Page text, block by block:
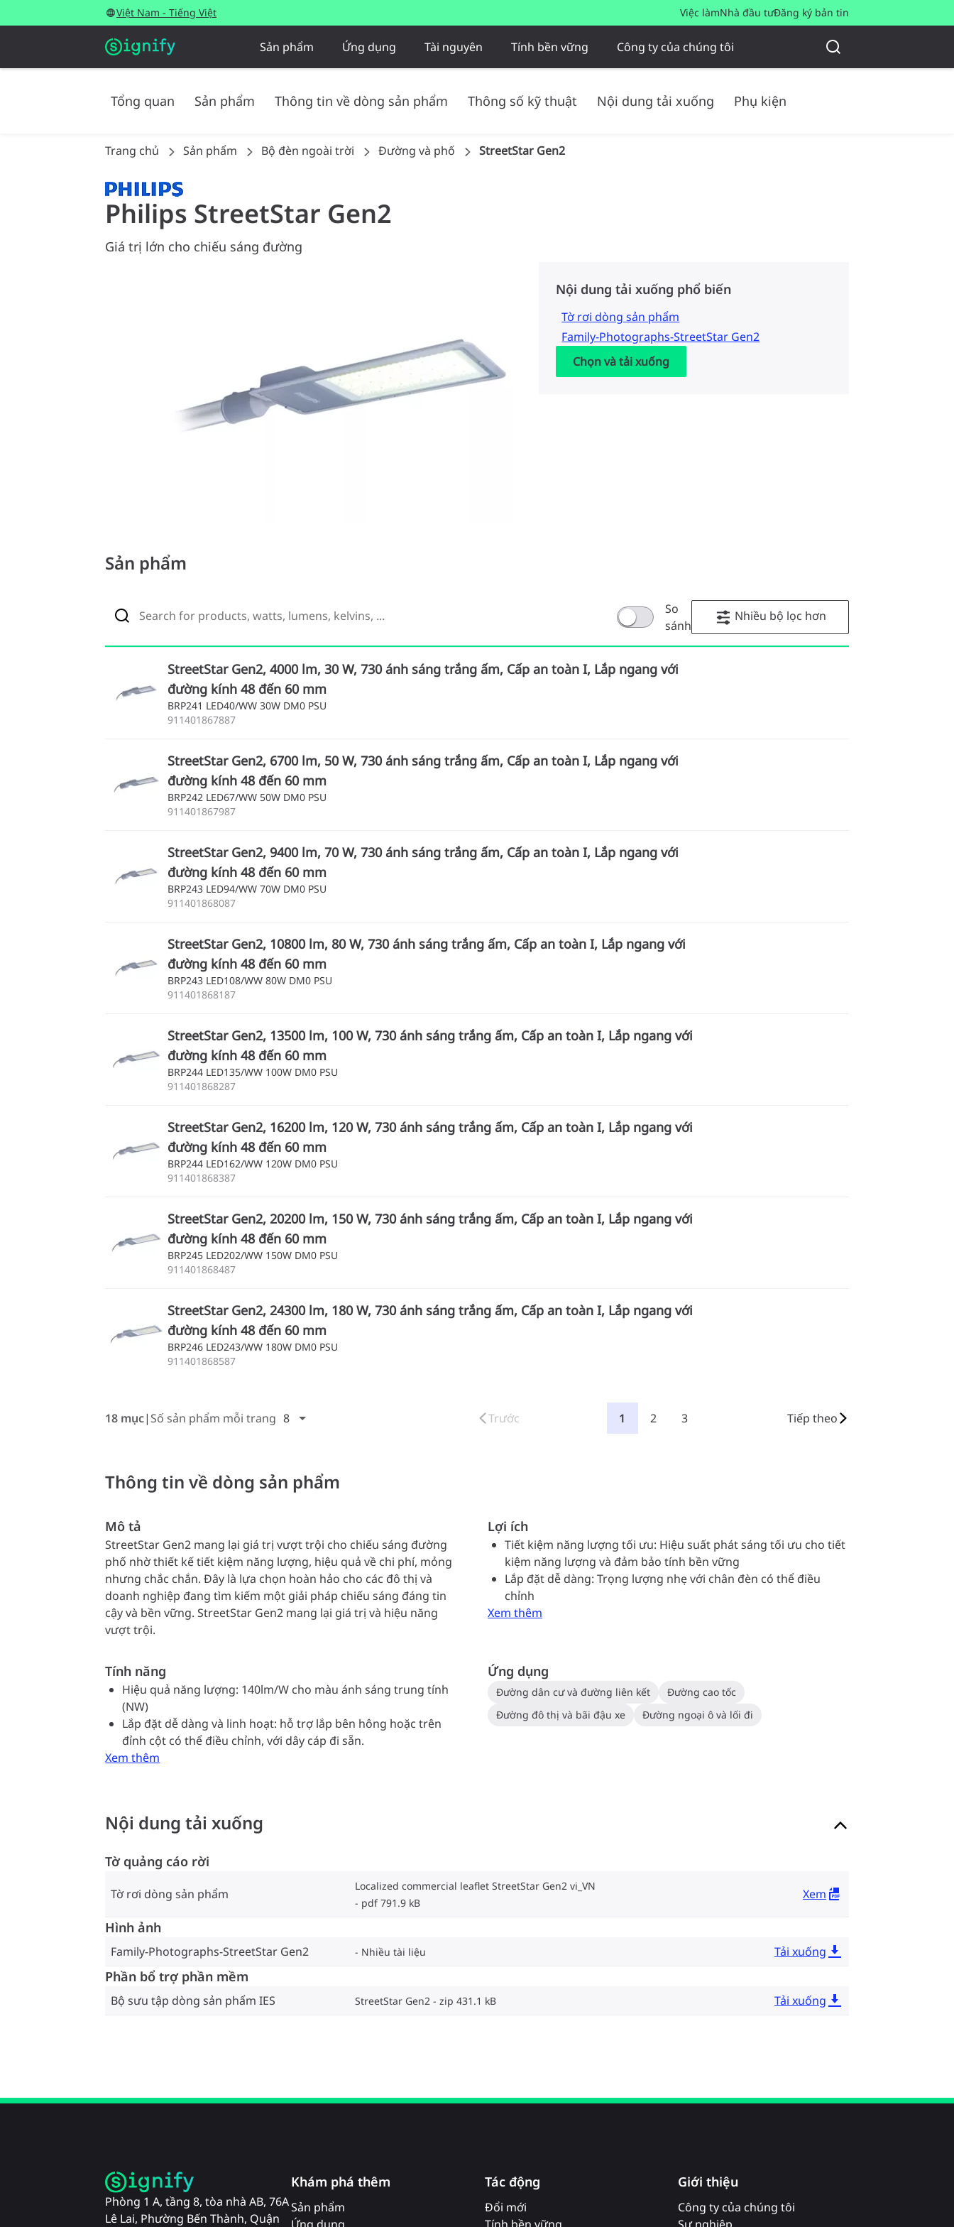
Việt Nam - Tiếng Việt Việc làmNhà đầu tưĐăng ký bản tin
Sản phẩm Ứng dụng Tài nguyên Tính bền vững Công ty của chúng tôi
Tổng quan Sản phẩm Thông tin về dòng sản phẩm Thông số kỹ thuật Nội dung tải xuống Phụ kiện
Trang chủ Sản phẩm Bộ đèn ngoài trời Đường và phố StreetStar Gen2
Philips StreetStar Gen2
Giá trị lớn cho chiếu sáng đường
Nội dung tải xuống phổ biến
Tờ rơi dòng sản phẩm
Family-Photographs-StreetStar Gen2
Chọn và tải xuống
Sản phẩm
So
sánh
Nhiều bộ lọc hơn
StreetStar Gen2, 4000 lm, 30 W, 730 ánh sáng trắng ấm, Cấp an toàn I, Lắp ngang với
đường kính 48 đến 60 mm
BRP241 LED40/WW 30W DM0 PSU
911401867887
StreetStar Gen2, 6700 lm, 50 W, 730 ánh sáng trắng ấm, Cấp an toàn I, Lắp ngang với
đường kính 48 đến 60 mm
BRP242 LED67/WW 50W DM0 PSU
911401867987
StreetStar Gen2, 9400 lm, 70 W, 730 ánh sáng trắng ấm, Cấp an toàn I, Lắp ngang với
đường kính 48 đến 60 mm
BRP243 LED94/WW 70W DM0 PSU
911401868087
StreetStar Gen2, 10800 lm, 80 W, 730 ánh sáng trắng ấm, Cấp an toàn I, Lắp ngang với
đường kính 48 đến 60 mm
BRP243 LED108/WW 80W DM0 PSU
911401868187
StreetStar Gen2, 13500 lm, 100 W, 730 ánh sáng trắng ấm, Cấp an toàn I, Lắp ngang với
đường kính 48 đến 60 mm
BRP244 LED135/WW 100W DM0 PSU
911401868287
StreetStar Gen2, 16200 lm, 120 W, 730 ánh sáng trắng ấm, Cấp an toàn I, Lắp ngang với
đường kính 48 đến 60 mm
BRP244 LED162/WW 120W DM0 PSU
911401868387
StreetStar Gen2, 20200 lm, 150 W, 730 ánh sáng trắng ấm, Cấp an toàn I, Lắp ngang với
đường kính 48 đến 60 mm
BRP245 LED202/WW 150W DM0 PSU
911401868487
StreetStar Gen2, 24300 lm, 180 W, 730 ánh sáng trắng ấm, Cấp an toàn I, Lắp ngang với
đường kính 48 đến 60 mm
BRP246 LED243/WW 180W DM0 PSU
911401868587
18 mục Số sản phẩm mỗi trang 8 Trước 1 2 3 Tiếp theo
Thông tin về dòng sản phẩm
Mô tả
StreetStar Gen2 mang lại giá trị vượt trội cho chiếu sáng đường
phố nhờ thiết kế tiết kiệm năng lượng, hiệu quả về chi phí, mỏng
nhưng chắc chắn. Đây là lựa chọn hoàn hảo cho các đô thị và
doanh nghiệp đang tìm kiếm một giải pháp chiếu sáng đáng tin
cậy và bền vững. StreetStar Gen2 mang lại giá trị và hiệu năng
vượt trội.
Lợi ích
Tiết kiệm năng lượng tối ưu: Hiệu suất phát sáng tối ưu cho tiết
kiệm năng lượng và đảm bảo tính bền vững
Lắp đặt dễ dàng: Trọng lượng nhẹ với chân đèn có thể điều
chỉnh
Xem thêm
Tính năng
Hiệu quả năng lượng: 140lm/W cho màu ánh sáng trung tính
(NW)
Lắp đặt dễ dàng và linh hoạt: hỗ trợ lắp bên hông hoặc trên
đỉnh cột có thể điều chỉnh, với dây cáp đi sẵn.
Xem thêm
Ứng dụng
Đường dân cư và đường liên kết
Đường cao tốc
Đường đô thị và bãi đậu xe
Đường ngoại ô và lối đi
Nội dung tải xuống
Tờ quảng cáo rời
Tờ rơi dòng sản phẩm
Localized commercial leaflet StreetStar Gen2 vi_VN
pdf 791.9 kB
Xem
Hình ảnh
Family-Photographs-StreetStar Gen2 Nhiều tài liệu Tải xuống
Phần bổ trợ phần mềm
Bộ sưu tập dòng sản phẩm IES StreetStar Gen2 zip 431.1 kB Tải xuống
Phòng 1 A, tầng 8, tòa nhà AB, 76A
Lê Lai, Phường Bến Thành, Quận
Khám phá thêm
Sản phẩm
Tác động
Đổi mới
Giới thiệu
Công ty của chúng tôi